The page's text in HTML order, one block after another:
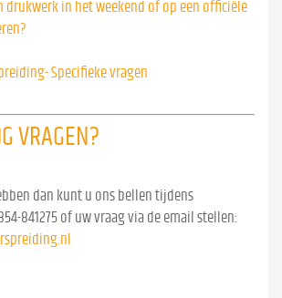
drukwerk in het weekend of op een officiële
Specifieke vragen
VRAGEN?
dan kunt u ons bellen tijdens
841275 of uw vraag via de email stellen: